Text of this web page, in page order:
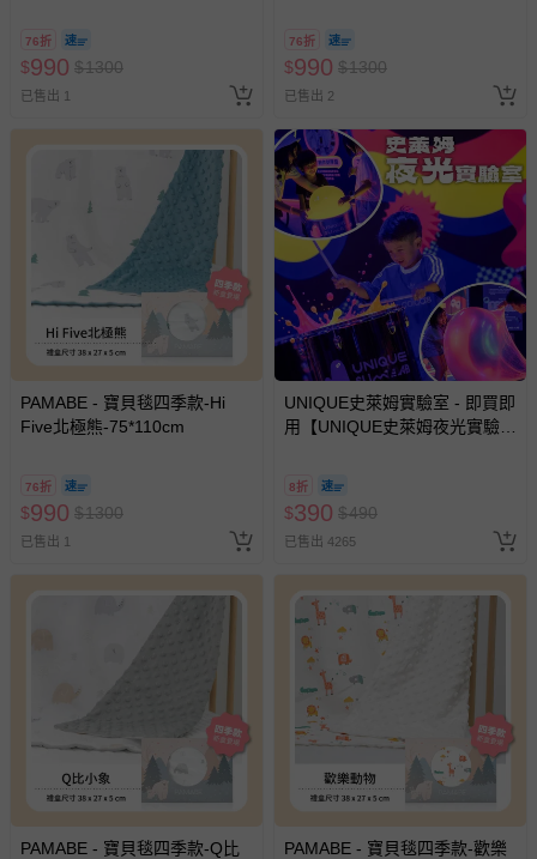
76折
$990 $1300
已售出 1
76折
$990 $1300
已售出 2
PAMABE - 寶貝毯四季款-Hi
Five北極熊-75*110cm
76折
$990 $1300
已售出 1
UNIQUE史萊姆實驗室 - 即買即
用【UNIQUE史萊姆夜光實驗室
訂單編號兌換，逾期作廢) (大
人小孩均一價(3歲以上需購票))
8折
$390 $490
已售出 4265
PAMABE - 寶貝毯四季款-Q比
PAMABE - 寶貝毯四季款-歡樂